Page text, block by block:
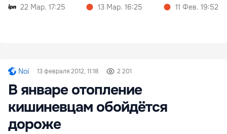
22 Мар. 17:25
13 Мар. 16:25
11 Фев. 19:52
Noi 13 февраля 2012, 11:18 2 201
В январе отопление
кишиневцам обойдётся
дороже